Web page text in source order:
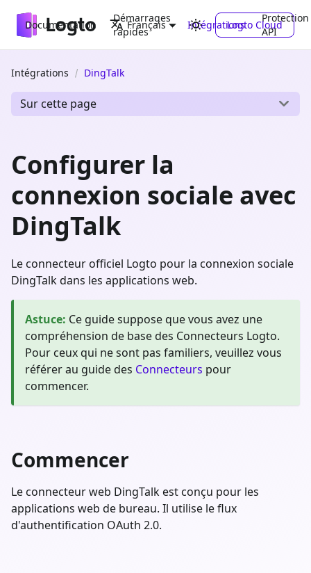
Documentation
Démarrages
rapides
Intégrations
Protection
API
Français Logto Cloud
Intégrations DingTalk
Sur cette page
Configurer la
connexion sociale avec
DingTalk
Le connecteur officiel Logto pour la connexion sociale
DingTalk dans les applications web.
Astuce: Ce guide suppose que vous avez une
compréhension de base des Connecteurs Logto.
Pour ceux qui ne sont pas familiers, veuillez vous
référer au guide des Connecteurs pour
commencer.
Commencer
Le connecteur web DingTalk est conçu pour les
applications web de bureau. Il utilise le flux
d'authentification OAuth 2.0.